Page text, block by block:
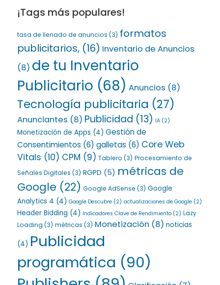
¡Tags más populares!
tasa de llenado de anuncios (3) formatos
publicitarios, (16) Inventario de Anuncios
(8) de tu Inventario
Publicitario (68) Anuncios (8)
Tecnología publicitaria (27)
Anunciantes (8) Publicidad (13) IA (2)
Monetización de Apps (4) Gestión de
Consentimientos (6) galletas (6) Core Web
Vitals (10) CPM (9) Tablero (3) Procesamiento de
Señales Digitales (3) RGPD (5) métricas de
Google (22) Google AdSense (3) Google
Analytics 4 (4) Google Descubre (2) actualizaciones de Google (2)
Header Bidding (4) Indicadores Clave de Rendimiento (2) Lazy
Loading (3) métricas (3) Monetización (8) noticias
(4) Publicidad
programática (90)